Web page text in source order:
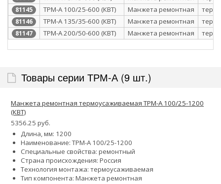
81145 ТРМ-А 100/25-600 (КВТ) Манжета ремонтная
81146 ТРМ-А 135/35-600 (КВТ) Манжета ремонтная
81147 ТРМ-А 200/50-600 (КВТ) Манжета ремонтная
Товары серии ТРМ-А (9 шт.)
Манжета ремонтная термоусаживаемая ТРМ-А 100/25-1200
(КВТ)
5356.25 руб.
Длина, мм: 1200
Наименование: ТРМ-А 100/25-1200
Специальные свойства: ремонтный
Страна происхождения: Россия
Технология монтажа: термоусаживаемая
Тип компонента: Манжета ремонтная